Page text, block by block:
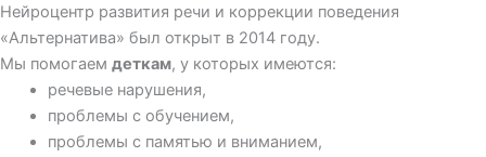
Нейроцентр развития речи и коррекции поведения
«Альтернатива» был открыт в 2014 году.
Мы помогаем деткам, у которых имеются:
речевые нарушения,
проблемы с обучением,
проблемы с памятью и вниманием,